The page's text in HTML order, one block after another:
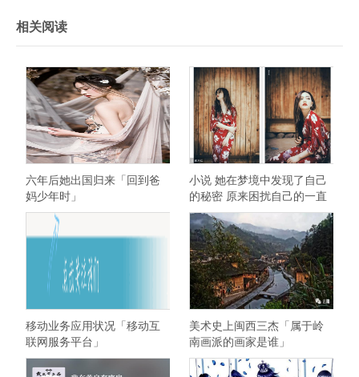
相关阅读
六年后她出国归来「回到爸
妈少年时」
小说 她在梦境中发现了自己
的秘密 原来困扰自己的一直
都是自己
移动业务应用状况「移动互
联网服务平台」
美术史上闽西三杰「属于岭
南画派的画家是谁」